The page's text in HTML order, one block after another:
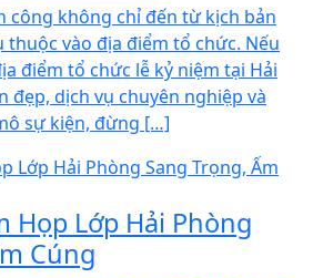
công không chỉ đến từ kịch bản
thuộc vào địa điểm tổ chức. Nếu
điểm tổ chức lễ kỷ niệm tại Hải
đẹp, dịch vụ chuyên nghiệp và
sự kiện, đừng […]
Họp Lớp Hải Phòng
Cúng